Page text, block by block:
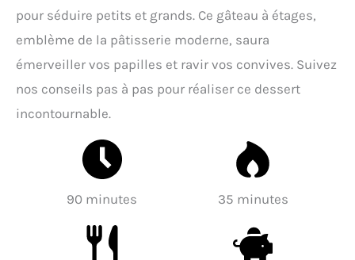
pour séduire petits et grands. Ce gâteau à étages,
emblème de la pâtisserie moderne, saura
émerveiller vos papilles et ravir vos convives. Suivez
nos conseils pas à pas pour réaliser ce dessert
incontournable.
90 minutes 35 minutes